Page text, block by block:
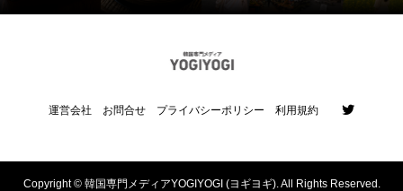
運営会社 お問合せ プライバシーポリシー 利用規約
Copyright ©韓国専門メディアYOGIYOGI (ヨギヨギ). All Rights Reserved.